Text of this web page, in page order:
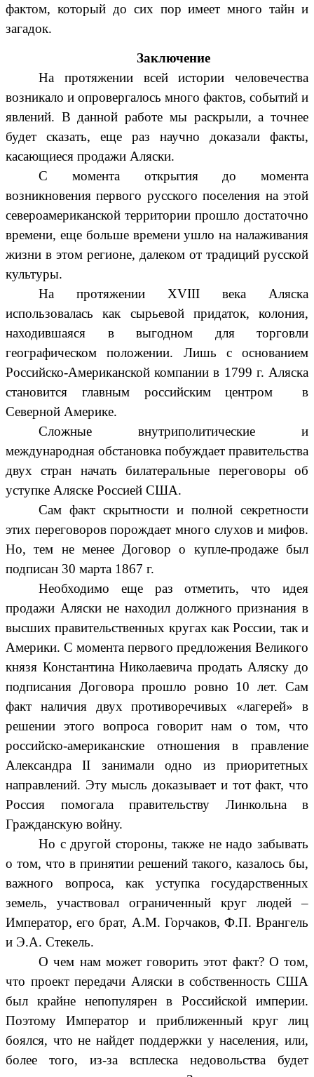
фактом, который до сих пор имеет много тайн и
загадок.
Заключение
На протяжении всей истории человечества
возникало и опровергалось много фактов, событий и
явлений. В данной работе мы раскрыли, а точнее
будет сказать, еще раз научно доказали факты,
касающиеся продажи Аляски.
С момента открытия до момента
возникновения первого русского поселения на этой
североамериканской территории прошло достаточно
времени, еще больше времени ушло на налаживания
жизни в этом регионе, далеком от традиций русской
культуры.
На протяжении XVIII века Аляска
использовалась как сырьевой придаток, колония,
находившаяся в выгодном для торговли
географическом положении. Лишь с основанием
Российско-Американской компании в 1799 г. Аляска
становится главным российским центром в
Северной Америке.
Сложные внутриполитические и
международная обстановка побуждает правительства
двух стран начать билатеральные переговоры об
уступке Аляске Россией США.
Сам факт скрытности и полной секретности
этих переговоров порождает много слухов и мифов.
Но, тем не менее Договор о купле-продаже был
подписан 30 марта 1867 г.
Необходимо еще раз отметить, что идея
продажи Аляски не находил должного признания в
высших правительственных кругах как России, так и
Америки. С момента первого предложения Великого
князя Константина Николаевича продать Аляску до
подписания Договора прошло ровно 10 лет. Сам
факт наличия двух противоречивых «лагерей» в
решении этого вопроса говорит нам о том, что
российско-американские отношения в правление
Александра II занимали одно из приоритетных
направлений. Эту мысль доказывает и тот факт, что
Россия помогала правительству Линкольна в
Гражданскую войну.
Но с другой стороны, также не надо забывать
о том, что в принятии решений такого, казалось бы,
важного вопроса, как уступка государственных
земель, участвовал ограниченный круг людей –
Император, его брат, А.М. Горчаков, Ф.П. Врангель
и Э.А. Стекель.
О чем нам может говорить этот факт? О том,
что проект передачи Аляски в собственность США
был крайне непопулярен в Российской империи.
Поэтому Император и приближенный круг лиц
боялся, что не найдет поддержки у населения, или,
более того, из-за всплеска недовольства будет